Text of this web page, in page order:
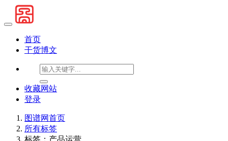
首页
干货博文
收藏网站
登录
图谱网首页
所有标签
标签：产品运营